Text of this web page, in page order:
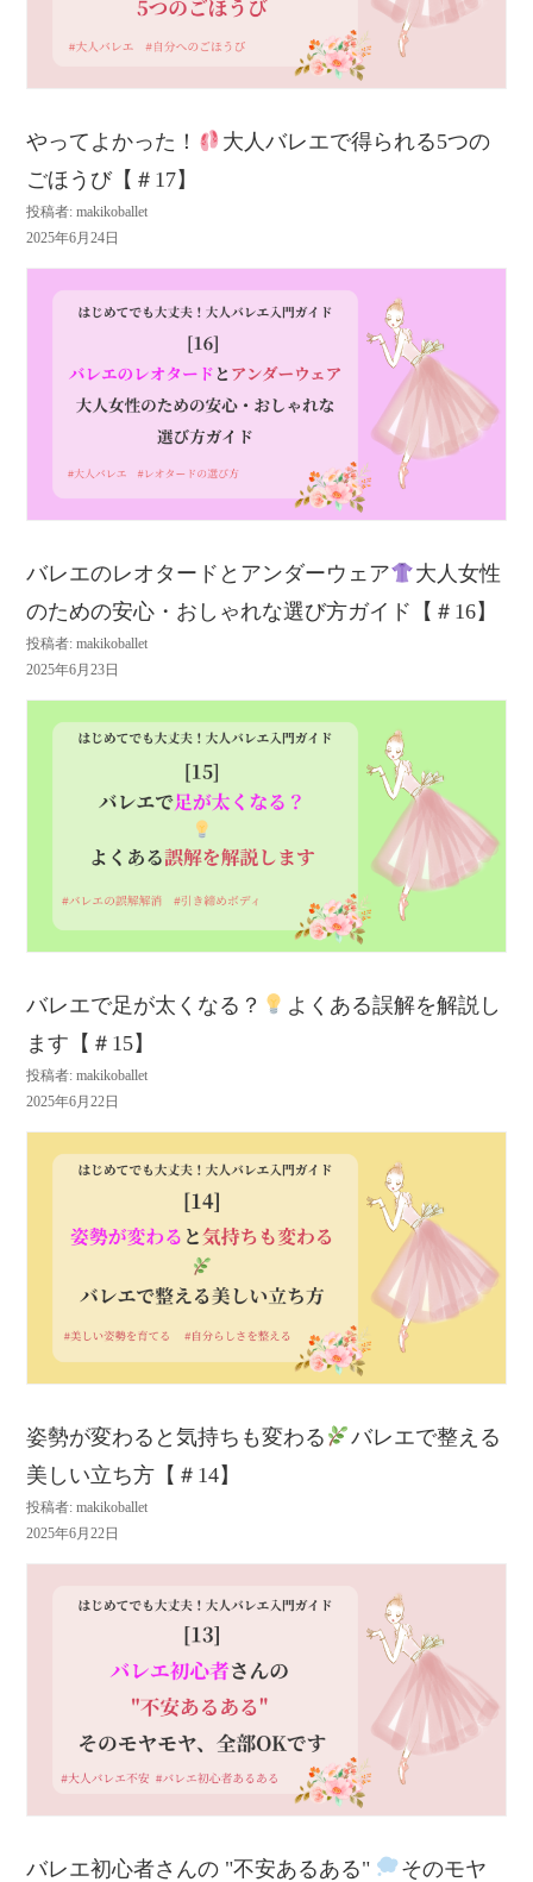
やってよかった！
大人バレエで得られる5つの
ごほうび【＃17】
投稿者: makikoballet
2025年6月24日
バレエのレオタードとアンダーウェア
大人女性
のための安心・おしゃれな選び方ガイド【＃16】
投稿者: makikoballet
2025年6月23日
バレエで足が太くなる？
よくある誤解を解説し
ます【＃15】
投稿者: makikoballet
2025年6月22日
姿勢が変わると気持ちも変わる
バレエで整える
美しい立ち方【＃14】
投稿者: makikoballet
2025年6月22日
バレエ初心者さんの "不安あるある"
そのモヤ